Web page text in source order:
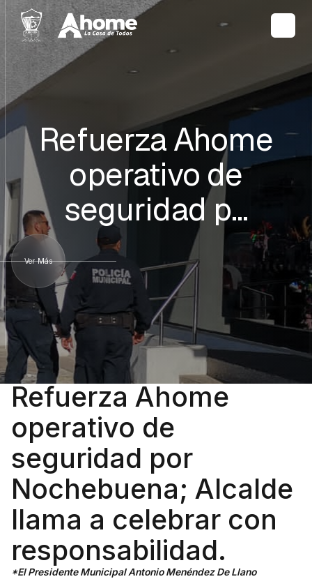
Refuerza Ahome
operativo de
seguridad p…
Ver Más
Refuerza Ahome
operativo de
seguridad por
Nochebuena; Alcalde
llama a celebrar con
responsabilidad.
*El Presidente Municipal Antonio Menéndez De Llano